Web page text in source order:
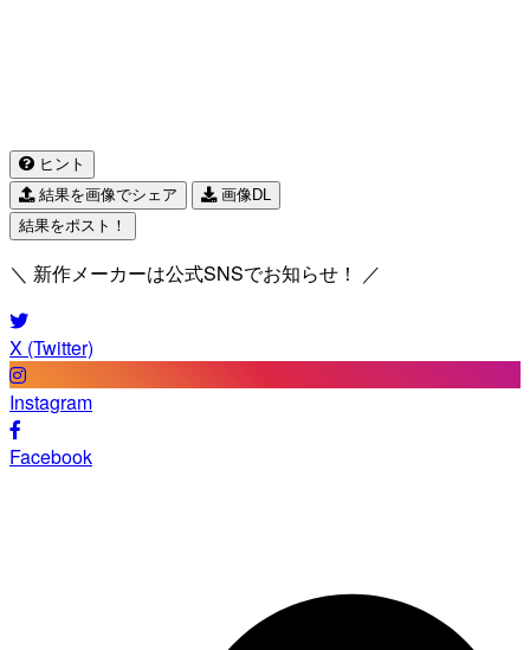
ヒント
結果を画像でシェア
画像DL
結果をポスト！
＼ 新作メーカーは公式SNSでお知らせ！ ／
X (Twitter)
Instagram
Facebook